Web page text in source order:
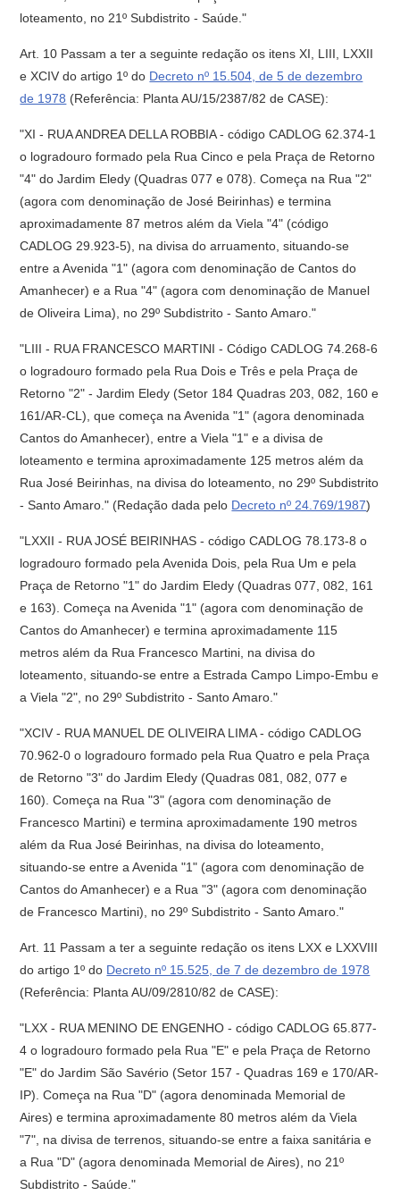
loteamento, no 21º Subdistrito - Saúde."
Art. 10 Passam a ter a seguinte redação os itens XI, LIII, LXXII
e XCIV do artigo 1º do Decreto nº 15.504, de 5 de dezembro
de 1978 (Referência: Planta AU/15/2387/82 de CASE):
"XI - RUA ANDREA DELLA ROBBIA - código CADLOG 62.374-1
o logradouro formado pela Rua Cinco e pela Praça de Retorno
"4" do Jardim Eledy (Quadras 077 e 078). Começa na Rua "2"
(agora com denominação de José Beirinhas) e termina
aproximadamente 87 metros além da Viela "4" (código
CADLOG 29.923-5), na divisa do arruamento, situando-se
entre a Avenida "1" (agora com denominação de Cantos do
Amanhecer) e a Rua "4" (agora com denominação de Manuel
de Oliveira Lima), no 29º Subdistrito - Santo Amaro."
"LIII - RUA FRANCESCO MARTINI - Código CADLOG 74.268-6
o logradouro formado pela Rua Dois e Três e pela Praça de
Retorno "2" - Jardim Eledy (Setor 184 Quadras 203, 082, 160 e
161/AR-CL), que começa na Avenida "1" (agora denominada
Cantos do Amanhecer), entre a Viela "1" e a divisa de
loteamento e termina aproximadamente 125 metros além da
Rua José Beirinhas, na divisa do loteamento, no 29º Subdistrito
- Santo Amaro." (Redação dada pelo Decreto nº 24.769/1987)
"LXXII - RUA JOSÉ BEIRINHAS - código CADLOG 78.173-8 o
logradouro formado pela Avenida Dois, pela Rua Um e pela
Praça de Retorno "1" do Jardim Eledy (Quadras 077, 082, 161
e 163). Começa na Avenida "1" (agora com denominação de
Cantos do Amanhecer) e termina aproximadamente 115
metros além da Rua Francesco Martini, na divisa do
loteamento, situando-se entre a Estrada Campo Limpo-Embu e
a Viela "2", no 29º Subdistrito - Santo Amaro."
"XCIV - RUA MANUEL DE OLIVEIRA LIMA - código CADLOG
70.962-0 o logradouro formado pela Rua Quatro e pela Praça
de Retorno "3" do Jardim Eledy (Quadras 081, 082, 077 e
160). Começa na Rua "3" (agora com denominação de
Francesco Martini) e termina aproximadamente 190 metros
além da Rua José Beirinhas, na divisa do loteamento,
situando-se entre a Avenida "1" (agora com denominação de
Cantos do Amanhecer) e a Rua "3" (agora com denominação
de Francesco Martini), no 29º Subdistrito - Santo Amaro."
Art. 11 Passam a ter a seguinte redação os itens LXX e LXXVIII
do artigo 1º do Decreto nº 15.525, de 7 de dezembro de 1978
(Referência: Planta AU/09/2810/82 de CASE):
"LXX - RUA MENINO DE ENGENHO - código CADLOG 65.877-
4 o logradouro formado pela Rua "E" e pela Praça de Retorno
"E" do Jardim São Savério (Setor 157 - Quadras 169 e 170/AR-
IP). Começa na Rua "D" (agora denominada Memorial de
Aires) e termina aproximadamente 80 metros além da Viela
"7", na divisa de terrenos, situando-se entre a faixa sanitária e
a Rua "D" (agora denominada Memorial de Aires), no 21º
Subdistrito - Saúde."